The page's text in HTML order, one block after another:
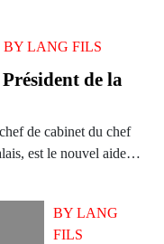
BY LANG FILS
de la
de cabinet du chef
est le nouvel aide…
BYLANG
FILS